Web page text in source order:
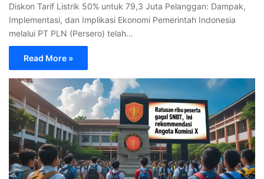
Diskon Tarif Listrik 50% untuk 79,3 Juta Pelanggan: Dampak,
Implementasi, dan Implikasi Ekonomi Pemerintah Indonesia
melalui PT PLN (Persero) telah…
Read More »